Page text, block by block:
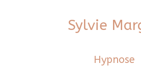
Sylvie
Hypnose